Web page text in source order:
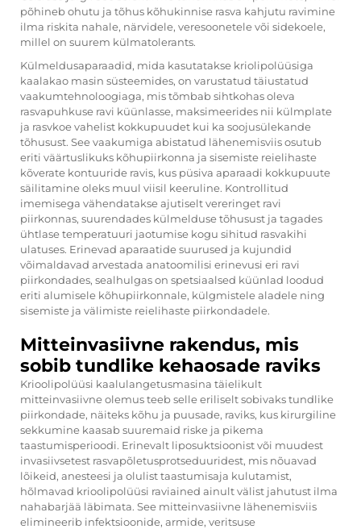
põhineb ohutu ja tõhus kõhukinnise rasva kahjutu ravimine
ilma riskita nahale, närvidele, veresoonetele või sidekoele,
millel on suurem külmatolerants.
Külmeldusaparaadid, mida kasutatakse kriolipolüüsiga
kaalakao masin süsteemides, on varustatud täiustatud
vaakumtehnoloogiaga, mis tõmbab sihtkohas oleva
rasvapuhkuse ravi küünlasse, maksimeerides nii külmplate
ja rasvkoe vahelist kokkupuudet kui ka soojusülekande
tõhusust. See vaakumiga abistatud lähenemisviis osutub
eriti väärtuslikuks kõhupiirkonna ja sisemiste reielihaste
kõverate kontuuride ravis, kus püsiva aparaadi kokkupuute
säilitamine oleks muul viisil keeruline. Kontrollitud
imemisega vähendatakse ajutiselt vereringet ravi
piirkonnas, suurendades külmelduse tõhusust ja tagades
ühtlase temperatuuri jaotumise kogu sihitud rasvakihi
ulatuses. Erinevad aparaatide suurused ja kujundid
võimaldavad arvestada anatoomilisi erinevusi eri ravi
piirkondades, sealhulgas on spetsiaalsed küünlad loodud
eriti alumisele kõhupiirkonnale, külgmistele aladele ning
sisemiste ja välimiste reielihaste piirkondadele.
Mitteinvasiivne rakendus, mis
sobib tundlike kehaosade raviks
Krioolipolüüsi kaalulangetusmasina täielikult
mitteinvasiivne olemus teeb selle eriliselt sobivaks tundlike
piirkondade, näiteks kõhu ja puusade, raviks, kus kirurgiline
sekkumine kaasab suuremaid riske ja pikema
taastumisperioodi. Erinevalt liposuktsioonist või muudest
invasiivsetest rasvapõletusprotseduuridest, mis nõuavad
lõikeid, anesteesi ja olulist taastumisaja kulutamist,
hõlmavad krioolipolüüsi raviained ainult välist jahutust ilma
nahabarjää läbimata. See mitteinvasiivne lähenemisviis
elimineerib infektsioonide, armide, veritsuse